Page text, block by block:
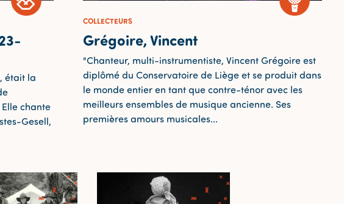
était la
chante
Gesell,
COLLECTEURS
Grégoire, Vincent
"Chanteur, multi-instrumentiste, Vincent Grégoire est
diplômé du Conservatoire de Liège et se produit dans
le monde entier en tant que contre-ténor avec les
meilleurs ensembles de musique ancienne. Ses
premières amours musicales...